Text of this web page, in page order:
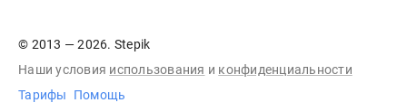
© 2013 — 2026. Stepik
Наши условия использования и конфиденциальности
Тарифы
Помощь